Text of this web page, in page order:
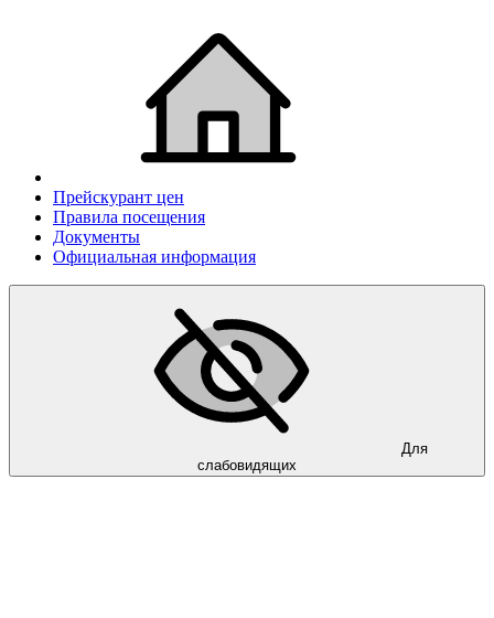
Прейскурант цен
Правила посещения
Документы
Официальная информация
Для
слабовидящих